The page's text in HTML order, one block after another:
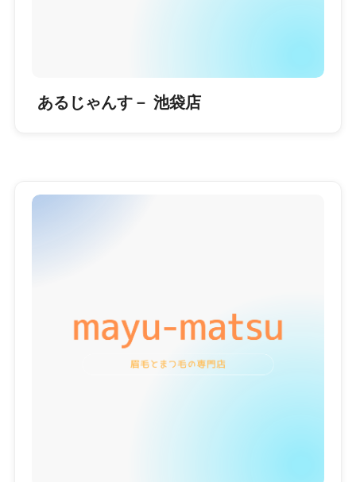
あるじゃんす－ 池袋店